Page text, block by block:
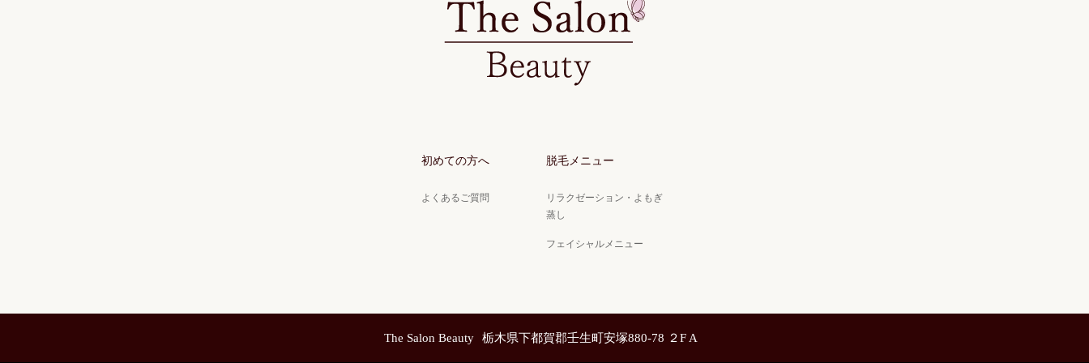
初めての方へ
よくあるご質問
脱毛メニュー
リラクゼーション・よもぎ
蒸し
フェイシャルメニュー
The Salon Beauty 栃木県下都賀郡壬生町安塚880-78 ２F A